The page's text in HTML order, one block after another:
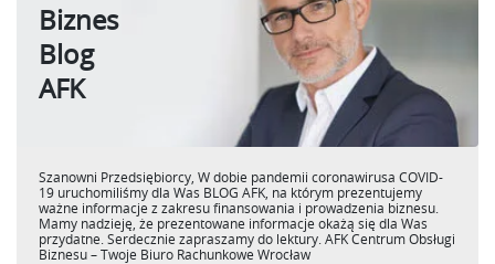
Biznes
Blog
AFK
Szanowni Przedsiębiorcy, W dobie pandemii coronawirusa COVID-
19 uruchomiliśmy dla Was BLOG AFK, na którym prezentujemy
ważne informacje z zakresu finansowania i prowadzenia biznesu.
Mamy nadzieję, że prezentowane informacje okażą się dla Was
przydatne. Serdecznie zapraszamy do lektury. AFK Centrum Obsługi
Biznesu – Twoje Biuro Rachunkowe Wrocław